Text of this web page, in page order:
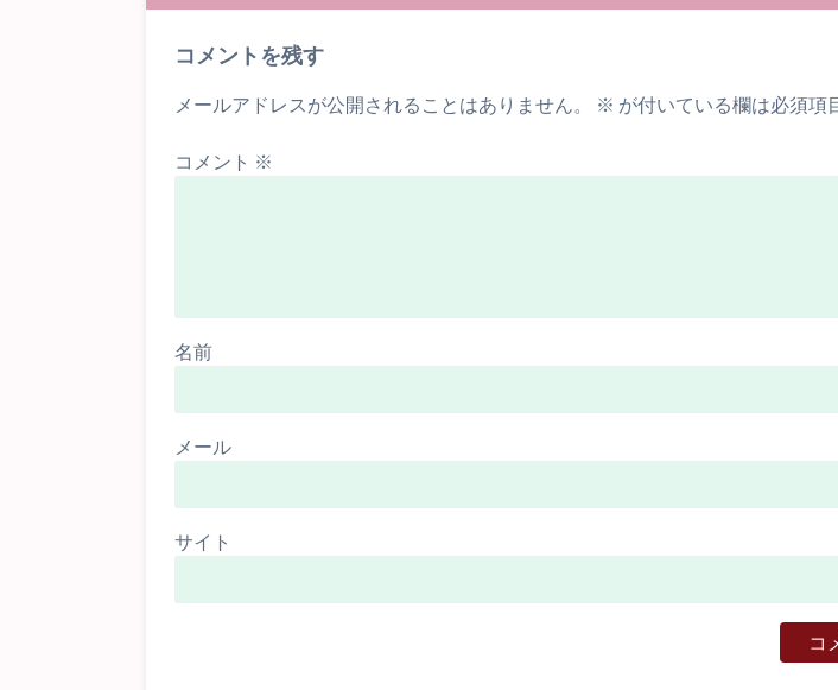
コメントを残す
メールアドレスが公開されることはありません。 ※ が付いている欄は必須項
コメント ※
名前
メール
サイト